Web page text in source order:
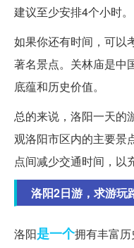
建议至少安排4个小时。
如果你还有时间，可以
著名景点。关林庙是中
底蕴和历史价值。
总的来说，洛阳一天的
观洛阳市区内的主要景
点间减少交通时间，以
洛阳2日游，求游玩
洛阳是一个拥有丰富